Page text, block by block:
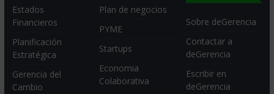
Estados
Financieros
Planificación
Estratégica
Gerencia del
Cambio
Plan de negocios
PYME
Startups
Economia
Colaborativa
Sobre deGerencia
Contactar a
deGerencia
Escribir en
deGerencia